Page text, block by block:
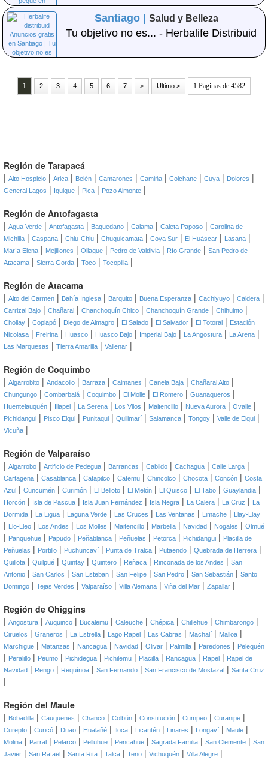
Santiago |Salud y Belleza
Tu objetivo no es... - Herbalife Distribuid
1 2 3 4 5 6 7 > Ultimo > 1 Paginas de 4582
Región de Tarapacá
| Alto Hospicio | Arica | Belén | Camarones | Camiña | Colchane | Cuya | Dolores |
General Lagos | Iquique | Pica | Pozo Almonte |
Región de Antofagasta
| Agua Verde | Antofagasta | Baquedano | Calama | Caleta Paposo | Carolina de
Michilla | Caspana | Chiu-Chiu | Chuquicamata | Coya Sur | El Huáscar | Lasana |
María Elena | Mejillones | Ollague | Pedro de Valdivia | Río Grande | San Pedro de
Atacama | Sierra Gorda | Toco | Tocopilla |
Región de Atacama
| Alto del Carmen | Bahía Inglesa | Barquito | Buena Esperanza | Cachiyuyo | Caldera |
Carrizal Bajo | Chañaral | Chanchoquín Chico | Chanchoquín Grande | Chihuinto |
Chollay | Copiapó | Diego de Almagro | El Salado | El Salvador | El Totoral | Estación
Nicolasa | Freirina | Huasco | Huasco Bajo | Imperial Bajo | La Angostura | La Arena |
Las Marquesas | Tierra Amarilla | Vallenar |
Región de Coquimbo
| Algarrobito | Andacollo | Barraza | Caimanes | Canela Baja | Chañaral Alto |
Chungungo | Combarbalá | Coquimbo | El Molle | El Romero | Guanaqueros |
Huentelauquén | Illapel | La Serena | Los Vilos | Maitencillo | Nueva Aurora | Ovalle |
Pichidangui | Pisco Elqui | Punitaqui | Quilimarí | Salamanca | Tongoy | Valle de Elqui |
Vicuña |
Región de Valparaíso
| Algarrobo | Artificio de Pedegua | Barrancas | Cabildo | Cachagua | Calle Larga |
Cartagena | Casablanca | Catapilco | Catemu | Chincolco | Chocota | Concón | Costa
Azul | Cuncumén | Curimón | El Belloto | El Melón | El Quisco | El Tabo | Guaylandia |
Horcón | Isla de Pascua | Isla Juan Fernández | Isla Negra | La Calera | La Cruz |
La
Dormida | La Ligua | Laguna Verde | Las Cruces | Las Ventanas | Limache | Llay-Llay
| Llo-Lleo | Los Andes | Los Molles | Maitencillo | Marbella | Navidad | Nogales | Olmué
| Panquehue | Papudo | Peñablanca | Peñuelas | Petorca | Pichidangui | Placilla de
Peñuelas | Portillo | Puchuncaví | Punta de Tralca | Putaendo | Quebrada de Herrera |
Quillota | Quilpué | Quintay | Quintero | Reñaca | Rinconada de los Andes | San
Antonio | San Carlos | San Esteban | San Felipe | San Pedro | San Sebastián | Santo
Domingo | Tejas Verdes | Valparaíso | Villa Alemana | Viña del Mar | Zapallar |
Región de Ohiggins
| Angostura | Auquinco | Bucalemu | Caleuche | Chépica | Chillehue | Chimbarongo |
Ciruelos | Graneros | La Estrella | Lago Rapel | Las Cabras | Machalí | Malloa |
Marchigüe | Matanzas | Nancagua | Navidad | Olivar | Palmilla | Paredones | Pelequén
| Peralillo | Peumo | Pichidegua | Pichilemu | Placilla | Rancagua | Rapel | Rapel de
Navidad | Rengo | Requínoa | San Fernando | San Francisco de Mostazal | Santa Cruz
|
Región del Maule
| Bobadilla | Cauquenes | Chanco | Colbún | Constitución | Cumpeo | Curanipe |
Curepto | Curicó | Duao | Hualañé | Iloca | Licantén | Linares | Longaví | Maule |
Molina | Parral | Pelarco | Pelluhue | Pencahue | Sagrada Familia | San Clemente | San
Javier | San Rafael | Santa Rita | Talca | Teno | Vichuquén | Villa Alegre |